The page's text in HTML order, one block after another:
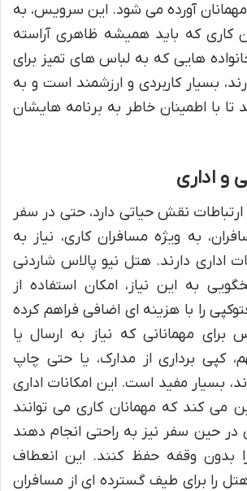
آورده می شود. این سرویس، به
کاری که باید همیشه ظاهری آراسته
هایی که به لباس های تمیز برای
بسیار کاربردی و ارزشمند است و به
تا با اطمینان خاطر به برنامه هایشان
و اداری
ارتباطات نقش حیاتی دارد، حتی در سفر
به ویژه مسافران کاری، نیاز به
اداری دارند. هتل نیو پالاس شاردنی
به این نیاز، امکان استفاده از
را با هزینه ای اضافی فراهم کرده
مهمانانی که نیاز به ارسال یا
کپی برداری از مدارک، یا حتی چاپ
بسیار مفید است. این امکانات اداری
می کند که مهمانان کاری می توانند
در حین سفر نیز به راحتی انجام دهند
بدون وقفه حفظ کنند. این انعطاف
را برای طیف گسترده ای از مسافران